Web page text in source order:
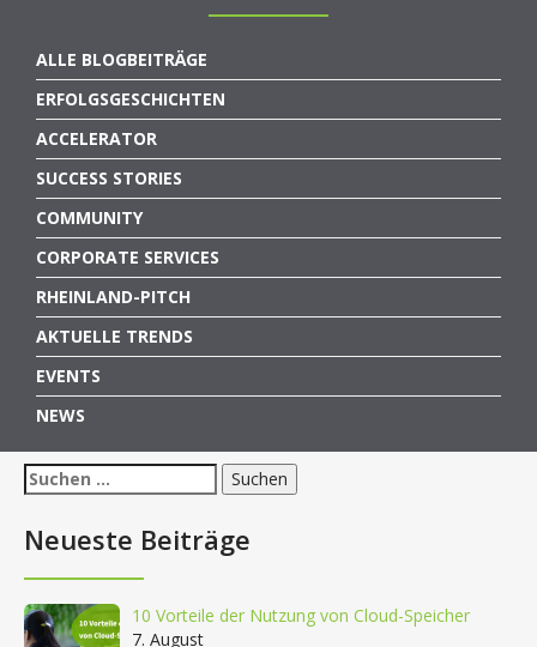
ALLE BLOGBEITRÄGE
ERFOLGSGESCHICHTEN
ACCELERATOR
SUCCESS STORIES
COMMUNITY
CORPORATE SERVICES
RHEINLAND-PITCH
AKTUELLE TRENDS
EVENTS
NEWS
Suchen
nach:
Neueste Beiträge
10 Vorteile der Nutzung von Cloud-Speicher
7. August